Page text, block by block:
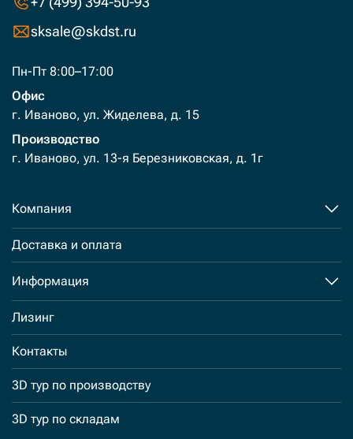
sksale@skdst.ru
Пн-Пт 8:00–17:00
Офис
г. Иваново, ул. Жиделева, д. 15
Производство
г. Иваново, ул. 13-я Березниковская, д. 1г
Компания
Доставка и оплата
Информация
Лизинг
Контакты
3D тур по производству
3D тур по складам